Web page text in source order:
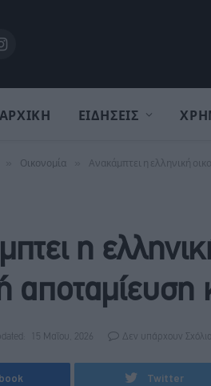
Instagram
ΑΡΧΙΚΗ ΕΙΔΗΣΕΙΣ
Οικονομία Ανακάμπτει η ελληνική
η
αποταμίευση
15 Μαΐου, 2026 Δεν υπάρχουν Σχόλια
Twitter